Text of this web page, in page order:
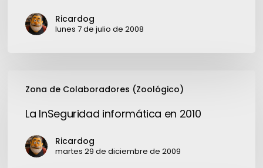
analógico.
Ricardog
lunes 7 de julio de 2008
Zona de Colaboradores (Zoológico)
InSeguridad
La InSeguridad informática en 2010
Ricardog
martes 29 de diciembre de 2009